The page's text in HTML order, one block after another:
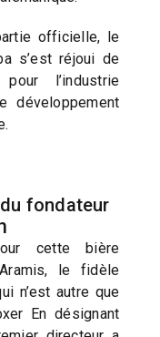
officielle, le
s’est réjoui de
l’industrie
développement
fondateur
cette bière
le fidèle
n’est autre que
En désignant